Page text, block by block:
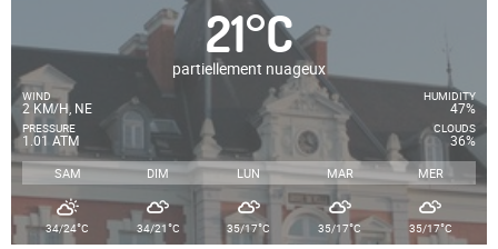
21°C
partiellement nuageux
WIND
2 KM/H, NE
PRESSURE
1.01 ATM
HUMIDITY
47%
CLOUDS
36%
SAM DIM LUN MAR MER
34/24°C 34/21°C 35/17°C 35/17°C 35/17°C